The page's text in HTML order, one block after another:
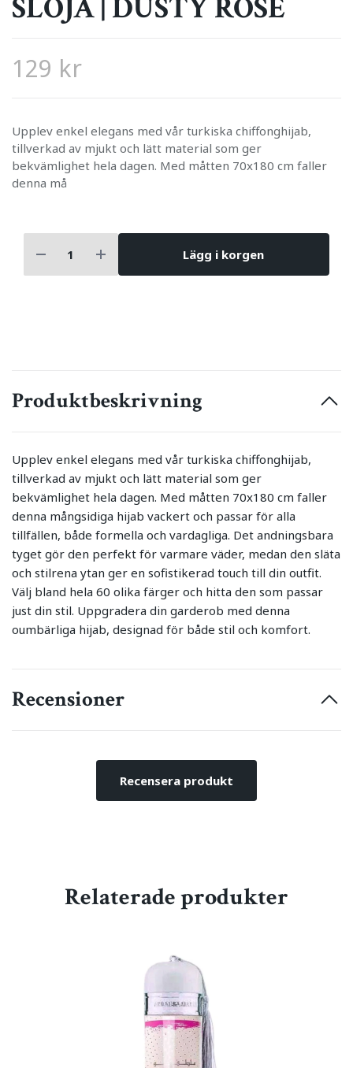
SLÖJA | DUSTY ROSE
129 kr
Upplev enkel elegans med vår turkiska chiffonghijab,
tillverkad av mjukt och lätt material som ger
bekvämlighet hela dagen. Med måtten 70x180 cm faller
denna må
Lägg i korgen
Produktbeskrivning
Upplev enkel elegans med vår turkiska chiffonghijab,
tillverkad av mjukt och lätt material som ger
bekvämlighet hela dagen. Med måtten 70x180 cm faller
denna mångsidiga hijab vackert och passar för alla
tillfällen, både formella och vardagliga. Det andningsbara
tyget gör den perfekt för varmare väder, medan den släta
och stilrena ytan ger en sofistikerad touch till din outfit.
Välj bland hela 60 olika färger och hitta den som passar
just din stil. Uppgradera din garderob med denna
oumbärliga hijab, designad för både stil och komfort.
Recensioner
Recensera produkt
Relaterade produkter